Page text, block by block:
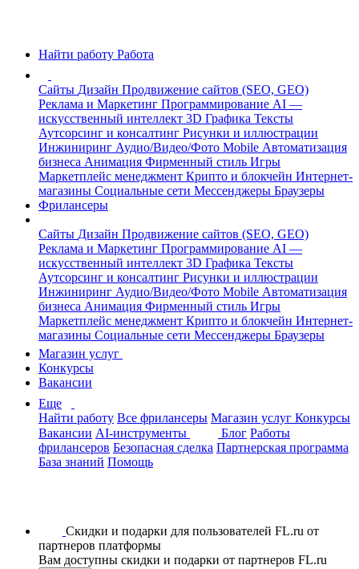
Найти работу Работа
Сайты Дизайн Продвижение сайтов (SEO, GEO)
Реклама и Маркетинг Программирование AI —
искусственный интеллект 3D Графика Тексты
Аутсорсинг и консалтинг Рисунки и иллюстрации
Инжиниринг Аудио/Видео/Фото Mobile Автоматизация
бизнеса Анимация Фирменный стиль Игры
Маркетплейс менеджмент Крипто и блокчейн Интернет-
магазины Социальные сети Мессенджеры Браузеры
Фрилансеры
Сайты Дизайн Продвижение сайтов (SEO, GEO)
Реклама и Маркетинг Программирование AI —
искусственный интеллект 3D Графика Тексты
Аутсорсинг и консалтинг Рисунки и иллюстрации
Инжиниринг Аудио/Видео/Фото Mobile Автоматизация
бизнеса Анимация Фирменный стиль Игры
Маркетплейс менеджмент Крипто и блокчейн Интернет-
магазины Социальные сети Мессенджеры Браузеры
Магазин услуг
Конкурсы
Вакансии
Еще
Найти работу Все фрилансеры Магазин услуг Конкурсы
Вакансии AI-инструменты Блог Работы
фрилансеров Безопасная сделка Партнерская программа
База знаний Помощь
Скидки и подарки для пользователей FL.ru от
партнеров платформы
Вам доступны скидки и подарки от партнеров FL.ru